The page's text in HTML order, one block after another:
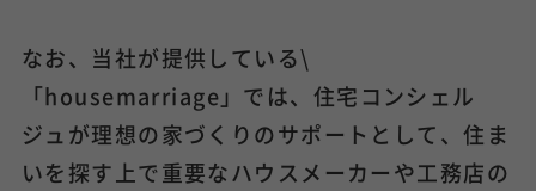
なお、当社が提供している\
「housemarriage」では、住宅コンシェル
ジュが理想の家づくりのサポートとして、住ま
いを探す上で重要なハウスメーカーや工務店の